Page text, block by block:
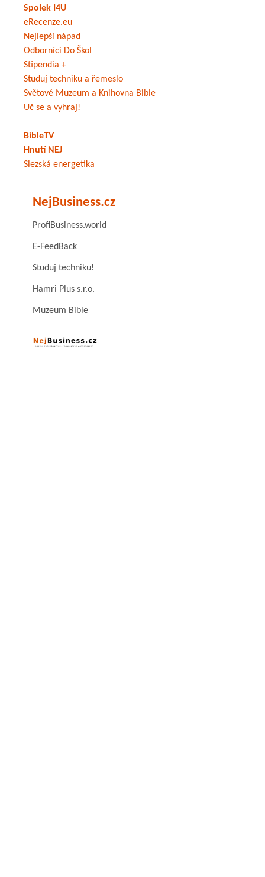
Spolek I4U
eRecenze.eu
Nejlepší nápad
Odborníci Do Škol
Stipendia +
Studuj techniku a řemeslo
Světové Muzeum a Knihovna Bible
Uč se a vyhraj!
BibleTV
Hnutí NEJ
Slezská energetika
NejBusiness.cz
ProfiBusiness.world
E-FeedBack
Studuj techniku!
Hamri Plus s.r.o.
Muzeum Bible